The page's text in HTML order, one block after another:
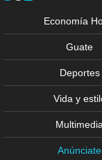
Economía
Guate
Deportes
Vida y
Multimedia
Anúnciate